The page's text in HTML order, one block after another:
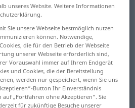
anklicken/antippen)
einnehmen, verschlingen,
Schnitt machen,
unseres Website. Weitere Informationen
Sie unsere Webseite bestmöglich nutzen
können. Notwendige,
die für den Betrieb der Webseite
unserer Webseite erforderlich sind,
Vorauswahl immer auf Ihrem Endgerät
und Cookies, die der Bereitstellung
werden nur gespeichert, wenn Sie uns
Button Ihr Einverständnis
auf „Fortfahren ohne Akzeptieren“. Sie
für zukünftige Besuche unserer